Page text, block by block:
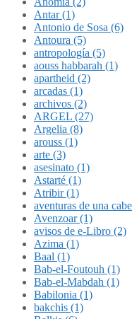
Antar (1)
Antonio de Sosa (6)
Antoura (5)
antropología (5)
aouss habbarah (1)
apartheid (2)
arcadas (1)
archivos (2)
ARGEL (27)
Argelia (8)
arouss (1)
arte (3)
asesinato (1)
Astarté (1)
Atribir (1)
aventuras de una
Avenzoar (1)
avisos de e-Libro (2)
Azima (1)
Baal (1)
Bab-el-Foutouh (1)
Bab-el-Mabdah (1)
Babilonia (1)
bakchis (1)